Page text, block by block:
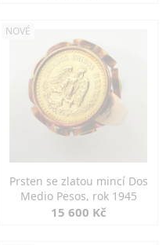
NOVÉ
Prsten se zlatou mincí Dos
Medio Pesos, rok 1945
15 600 Kč